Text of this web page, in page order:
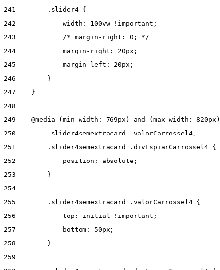
241
        .slider4 {
242
            width: 100vw !important;
243
            /* margin-right: 0; */
244
            margin-right: 20px;
245
            margin-left: 20px;
246
        }
247
    }
248
249
@media (min-width: 769px) and (max-width:
250
        .slider4semextracard .valorCarrossel4,
251
        .slider4semextracard .divEspiarCarrossel4 {
252
            position: absolute;
253
        }
254
255
        .slider4semextracard .valorCarrossel4 {
256
            top: initial !important;
257
            bottom: 50px;
258
        }
259